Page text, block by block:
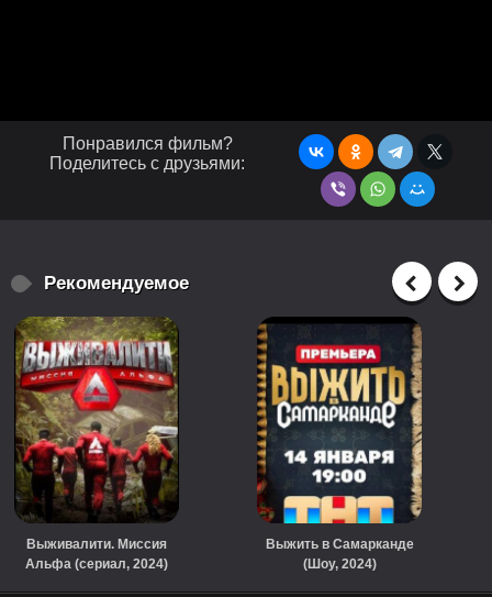
Понравился фильм?
Поделитесь с друзьями:
Рекомендуемое
Выживалити. Миссия
Альфа (сериал, 2024)
Выжить в Самарканде
(Шоу, 2024)